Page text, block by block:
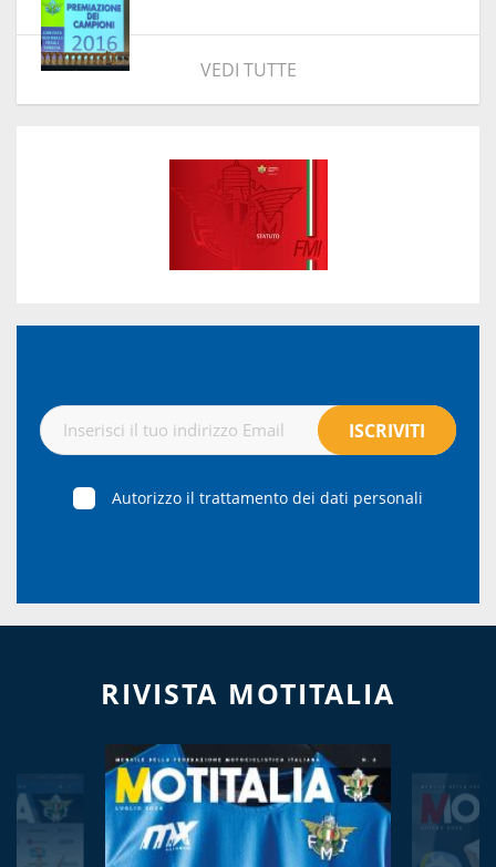
VEDI TUTTE
Autorizzo il trattamento dei dati personali
RIVISTA MOTITALIA